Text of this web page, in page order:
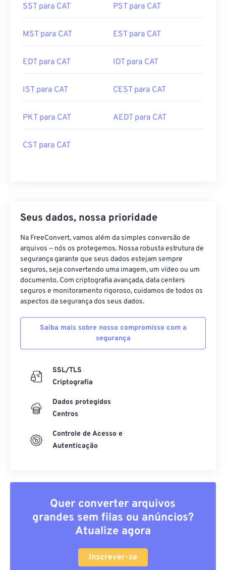
SST para CAT PST para CAT
MST para CAT EST para CAT
EDT para CAT IDT para CAT
IST para CAT CEST para CAT
PKT para CAT AEDT para CAT
CST para CAT
Seus dados, nossa prioridade
Na FreeConvert, vamos além da simples conversão de
arquivos — nós os protegemos. Nossa robusta estrutura de
segurança garante que seus dados estejam sempre
seguros, seja convertendo uma imagem, um vídeo ou um
documento. Com criptografia avançada, data centers
seguros e monitoramento rigoroso, cuidamos de todos os
aspectos da segurança dos seus dados.
Saiba mais sobre nosso compromisso com a
segurança
SSL/TLS
Criptografia
Dados protegidos
Centros
Controle de Acesso e
Autenticação
Quer converter arquivos
grandes sem filas ou anúncios?
Atualize agora
Inscrever-se